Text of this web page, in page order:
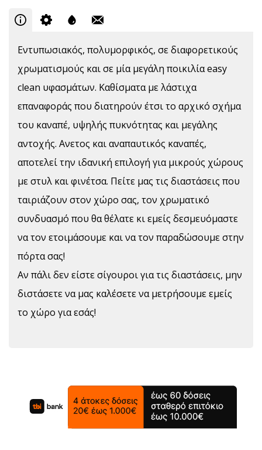
Εντυπωσιακός, πολυμορφικός, σε διαφορετικούς
χρωματισμούς και σε μία μεγάλη ποικιλία easy
clean υφασμάτων. Καθίσματα με λάστιχα
επαναφοράς που διατηρούν έτσι το αρχικό σχήμα
του καναπέ, υψηλής πυκνότητας και μεγάλης
αντοχής. Ανετος και αναπαυτικός καναπές,
αποτελεί την ιδανική επιλογή για μικρούς χώρους
με στυλ και φινέτσα. Πείτε μας τις διαστάσεις που
ταιριάζουν στον χώρο σας, τον χρωματικό
συνδυασμό που θα θέλατε κι εμείς δεσμευόμαστε
να τον ετοιμάσουμε και να τον παραδώσουμε στην
πόρτα σας!
Αν πάλι δεν είστε σίγουροι για τις διαστάσεις, μην
διστάσετε να μας καλέσετε να μετρήσουμε εμείς
το χώρο για εσάς!